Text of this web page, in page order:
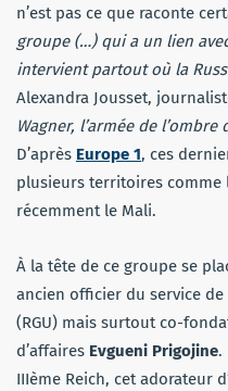
n’est pas ce que raconte
groupe (…) qui a un lien
intervient partout où la
Alexandra Jousset,
Wagner, l’armée de l’ombre
D’après Europe 1, ces
plusieurs territoires comme
récemment le Mali.
À la tête de ce groupe se
ancien officier du service
(RGU) mais surtout co-
d’affaires Evgueni Prigojine.
IIIème Reich, cet adorateur